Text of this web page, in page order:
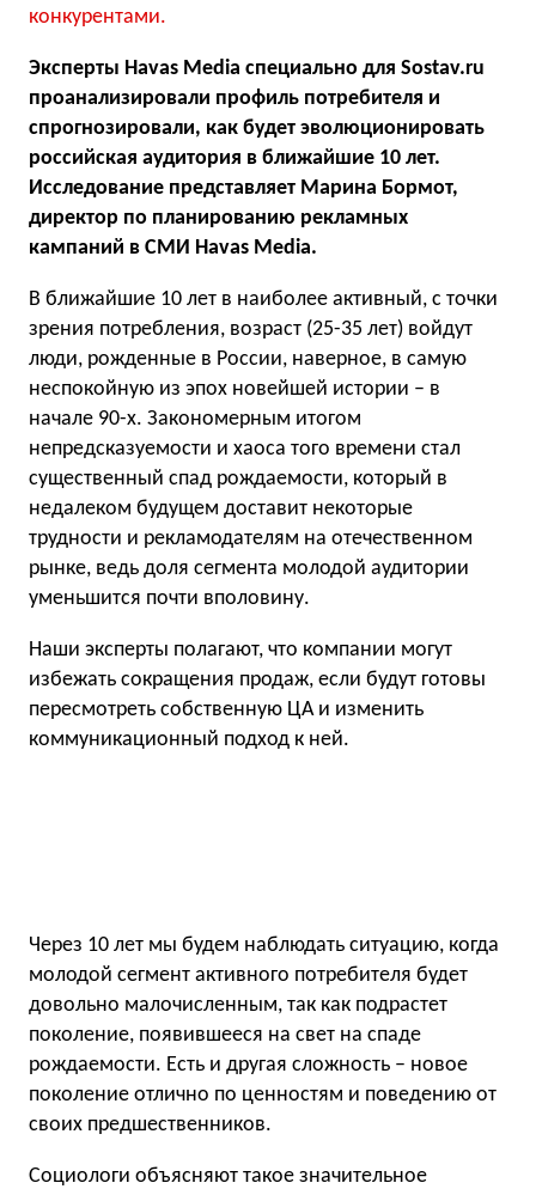
конкурентами.
Эксперты Havas Media специально для Sostav.ru
проанализировали профиль потребителя и
спрогнозировали, как будет эволюционировать
российская аудитория в ближайшие 10 лет.
Исследование представляет Марина Бормот,
директор по планированию рекламных
кампаний в СМИ Havas Media.
В ближайшие 10 лет в наиболее активный, с точки
зрения потребления, возраст (25-35 лет) войдут
люди, рожденные в России, наверное, в самую
неспокойную из эпох новейшей истории – в
начале 90-х. Закономерным итогом
непредсказуемости и хаоса того времени стал
существенный спад рождаемости, который в
недалеком будущем доставит некоторые
трудности и рекламодателям на отечественном
рынке, ведь доля сегмента молодой аудитории
уменьшится почти вполовину.
Наши эксперты полагают, что компании могут
избежать сокращения продаж, если будут готовы
пересмотреть собственную ЦА и изменить
коммуникационный подход к ней.
Через 10 лет мы будем наблюдать ситуацию, когда
молодой сегмент активного потребителя будет
довольно малочисленным, так как подрастет
поколение, появившееся на свет на спаде
рождаемости. Есть и другая сложность – новое
поколение отлично по ценностям и поведению от
своих предшественников.
Социологи объясняют такое значительное